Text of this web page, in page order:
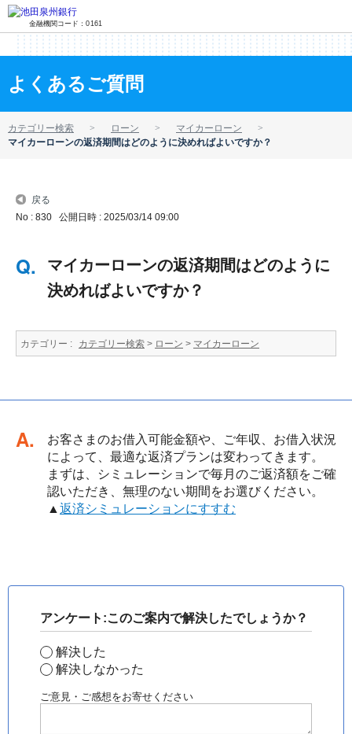
金融機関コード：0161
よくあるご質問
カテゴリー検索 ローン
マイカーローン
マイカーローンの返済期間はどのように決めればよいですか？
戻る
No : 830 公開日時 : 2025/03/14 09:00
マイカーローンの返済期間はどのように
決めればよいですか？
カテゴリー : カテゴリー検索 > ローン > マイカーローン
回答
お客さまのお借入可能金額や、ご年収、お借入状況
によって、最適な返済プランは変わってきます。
まずは、シミュレーションで毎月のご返済額をご確
認いただき、無理のない期間をお選びください。
▲ 返済シミュレーションにすすむ
アンケート:このご案内で解決したでしょうか？
解決した
解決しなかった
ご意見・ご感想をお寄せください